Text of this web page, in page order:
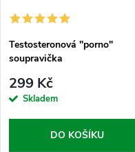
Testosteronová "porno"
soupravička
299 Kč
Skladem
DO KOŠÍKU